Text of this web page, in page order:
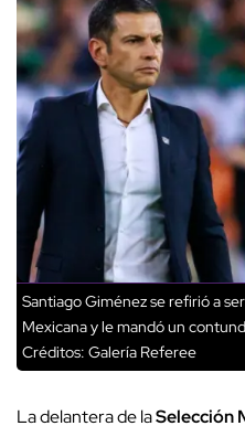
Santiago Giménez se refirió a
Mexicana y le mandó un
Créditos: Galería Referee
La delantera de laSelección